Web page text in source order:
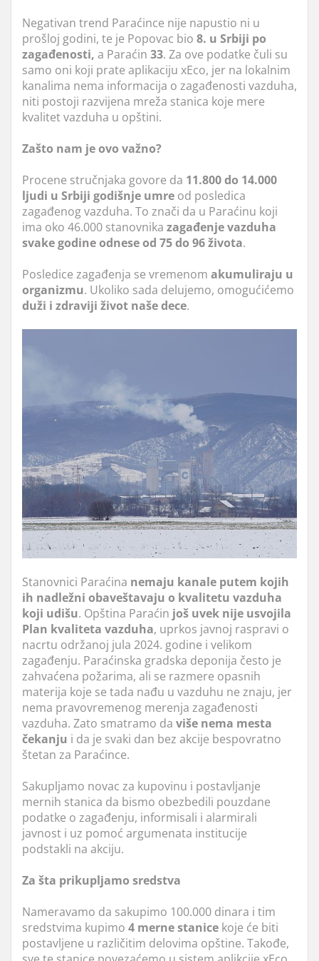
Negativan trend Paraćince nije napustio ni u
prošloj godini, te je Popovac bio 8. u Srbiji po
zagađenosti, a Paraćin 33. Za ove podatke čuli su
samo oni koji prate aplikaciju xEco, jer na lokalnim
kanalima nema informacija o zagađenosti vazduha,
niti postoji razvijena mreža stanica koje mere
kvalitet vazduha u opštini.
Zašto nam je ovo važno?
Procene stručnjaka govore da 11.800 do 14.000
ljudi u Srbiji godišnje umre od posledica
zagađenog vazduha. To znači da u Paraćinu koji
ima oko 46.000 stanovnika zagađenje vazduha
svake godine odnese od 75 do 96 života.
Posledice zagađenja se vremenom akumuliraju u
organizmu. Ukoliko sada delujemo, omogućićemo
duži i zdraviji život naše dece.
Stanovnici Paraćina nemaju kanale putem kojih
ih nadležni obaveštavaju o kvalitetu vazduha
koji udišu. Opština Paraćin još uvek nije usvojila
Plan kvaliteta vazduha, uprkos javnoj raspravi o
nacrtu održanoj jula 2024. godine i velikom
zagađenju. Paraćinska gradska deponija često je
zahvaćena požarima, ali se razmere opasnih
materija koje se tada nađu u vazduhu ne znaju, jer
nema pravovremenog merenja zagađenosti
vazduha. Zato smatramo da više nema mesta
čekanju i da je svaki dan bez akcije bespovratno
štetan za Paraćince.
Sakupljamo novac za kupovinu i postavljanje
mernih stanica da bismo obezbedili pouzdane
podatke o zagađenju, informisali i alarmirali
javnost i uz pomoć argumenata institucije
podstakli na akciju.
Za šta prikupljamo sredstva
Nameravamo da sakupimo 100.000 dinara i tim
sredstvima kupimo 4 mernestanice koje će biti
postavljene u različitim delovima opštine. Takođe,